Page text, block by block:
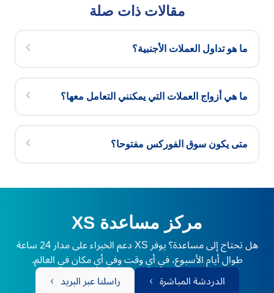
مقالات ذات صلة
ما هو تداول العملات الأجنبية؟
ما هي أزواج العملات التي يمكنني التعامل معها؟
متى يكون سوق الفوركس مفتوحا؟
مركز مساعدة XS
هل تحتاج إلى مساعدة؟ يوفر XS دعم الخبراء على مدار 24 ساعة
طوال أيام الأسبوع، في أي وقت وفي أي مكان في العالم.
الدردشة المباشرة
راسلنا عبر البريد